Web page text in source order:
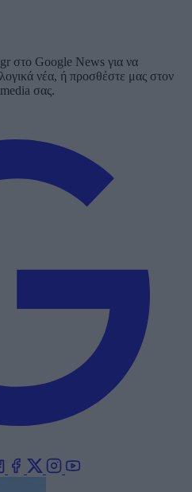
στο Google News για να
νέα, ή προσθέστε μας στον
σας.